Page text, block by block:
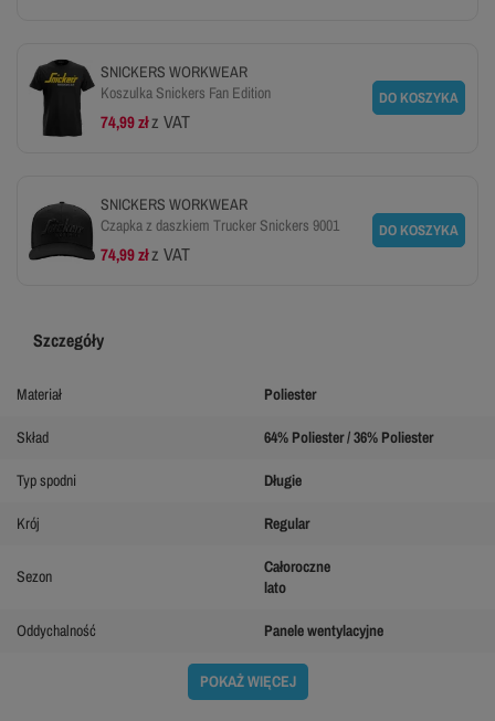
SNICKERS WORKWEAR
Koszulka Snickers Fan Edition
74,99 złz VAT
DO KOSZYKA
SNICKERS WORKWEAR
Czapka z daszkiem Trucker Snickers 9001
74,99 złz VAT
DO KOSZYKA
Szczegóły
Materiał Poliester
Skład 64% Poliester / 36% Poliester
Typ spodni Długie
Krój Regular
Sezon
Całoroczne
lato
Oddychalność Panele wentylacyjne
POKAŻ WIĘCEJ